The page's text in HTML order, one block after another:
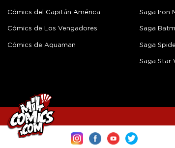
Cómics del Capitán América
Cómics de Los Vengadores
Cómics de Aquaman
Saga Iron
Saga
Saga
Saga Star